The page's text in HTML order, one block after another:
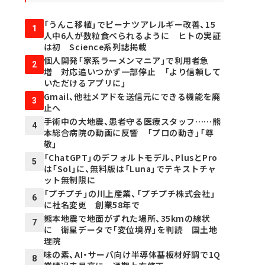
1
「うんこ移植」でピーナツアレルギー改善、15
人中6人が数粒食べられるように ヒトの実証
は初 Science系列誌掲載
2
個人開発「家系ラーメンマニア」で利用者急
増 対応追いつかず一部停止 「より信頼して
いただけるアプリに」
3
Gmail、他社メアドを送信元にできる機能を廃
止へ
4
手術中の大地震、患者守る医療スタッフ……熊
本総合病院の動画に反響 「プロの動き」「尊
敬」
5
「ChatGPT」のデフォルトモデル、PlusとPro
は「Sol」に、無料版は「Luna」でテキストチャ
ット無制限に
6
「プチプチ」の川上産業、「プチプチ株式会社」
に社名変更 創業58年で
7
熊本地震で地面がずれた場所、35kmの線状
に 衛星データで「変位境界」を判読 国土地
理院
8
味の素、AI・サーバ向け半導体基板材好調で1Q